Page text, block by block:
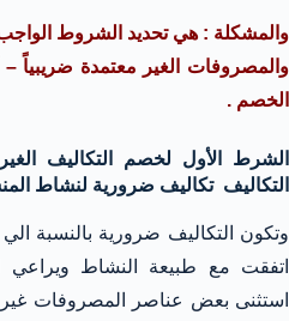
والمشكلة : هي تحديد الشروط الواجب
والمصروفات الغير معتمدة ضريبياً –
الخصم .
الشرط الأول لخصم التكاليف
التكاليف تكاليف ضرورية لنشاط
وتكون التكاليف ضرورية بالنسبة
اتفقت مع طبيعة النشاط ويراعي
استثنى بعض عناصر المصروفات